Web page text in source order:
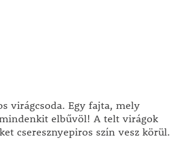
virágcsoda. Egy fajta, mely
elbűvöl! A telt virágok
cseresznyepiros szín vesz körül.